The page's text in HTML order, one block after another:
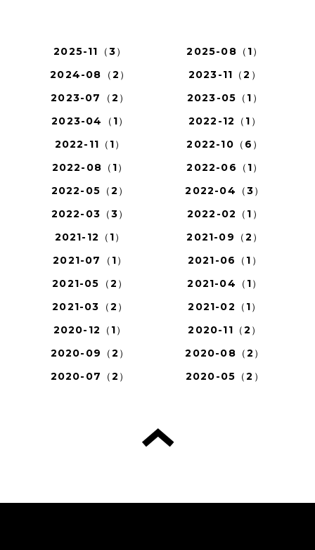
2025-11（3）
2025-08（1）
2024-08（2）
2023-11（2）
2023-07（2）
2023-05（1）
2023-04（1）
2022-12（1）
2022-11（1）
2022-10（6）
2022-08（1）
2022-06（1）
2022-05（2）
2022-04（3）
2022-03（3）
2022-02（1）
2021-12（1）
2021-09（2）
2021-07（1）
2021-06（1）
2021-05（2）
2021-04（1）
2021-03（2）
2021-02（1）
2020-12（1）
2020-11（2）
2020-09（2）
2020-08（2）
2020-07（2）
2020-05（2）